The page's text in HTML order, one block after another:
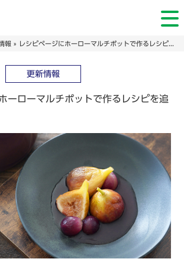
報» レシピページにホーローマルチポットで作るレシピを追加しました
更新情報
ーローマルチポットで作るレシピを追